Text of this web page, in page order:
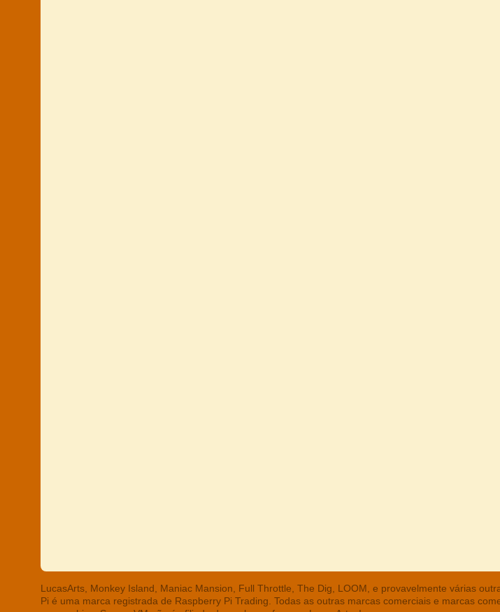
LucasArts, Monkey Island, Maniac Mansion, Full Throttle, The Dig, LOOM, e provavelmente várias
Pi é uma marca registrada de Raspberry Pi Trading. Todas as outras marcas comerciais e marcas